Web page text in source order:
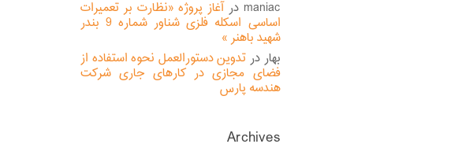
maniac درآغاز پروژه «نظارت بر تعمیرات
اساسی اسکله فلزی شناور شماره 9 بندر
شهید باهنر »
بهار در تدوین دستورالعمل نحوه استفاده از
فضای مجازی در کارهای جاری شرکت
هندسه پارس
Archives